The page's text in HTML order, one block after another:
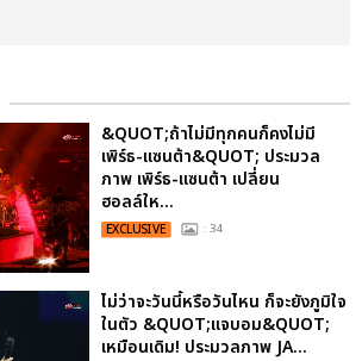
&QUOT;ถ้าไม่มีทุกคนก็คงไม่มี
เพิร์ธ-แซนต้า&QUOT; ประมวล
ภาพ เพิร์ธ-แซนต้า เปลี่ยน
ฮอลล์ให...
EXCLUSIVE : 34
ไม่ว่าจะวันนี้หรือวันไหน ก็จะยังภูมิใจ
ในตัว &QUOT;แจบอม&QUOT;
เหมือนเดิม! ประมวลภาพ JA...